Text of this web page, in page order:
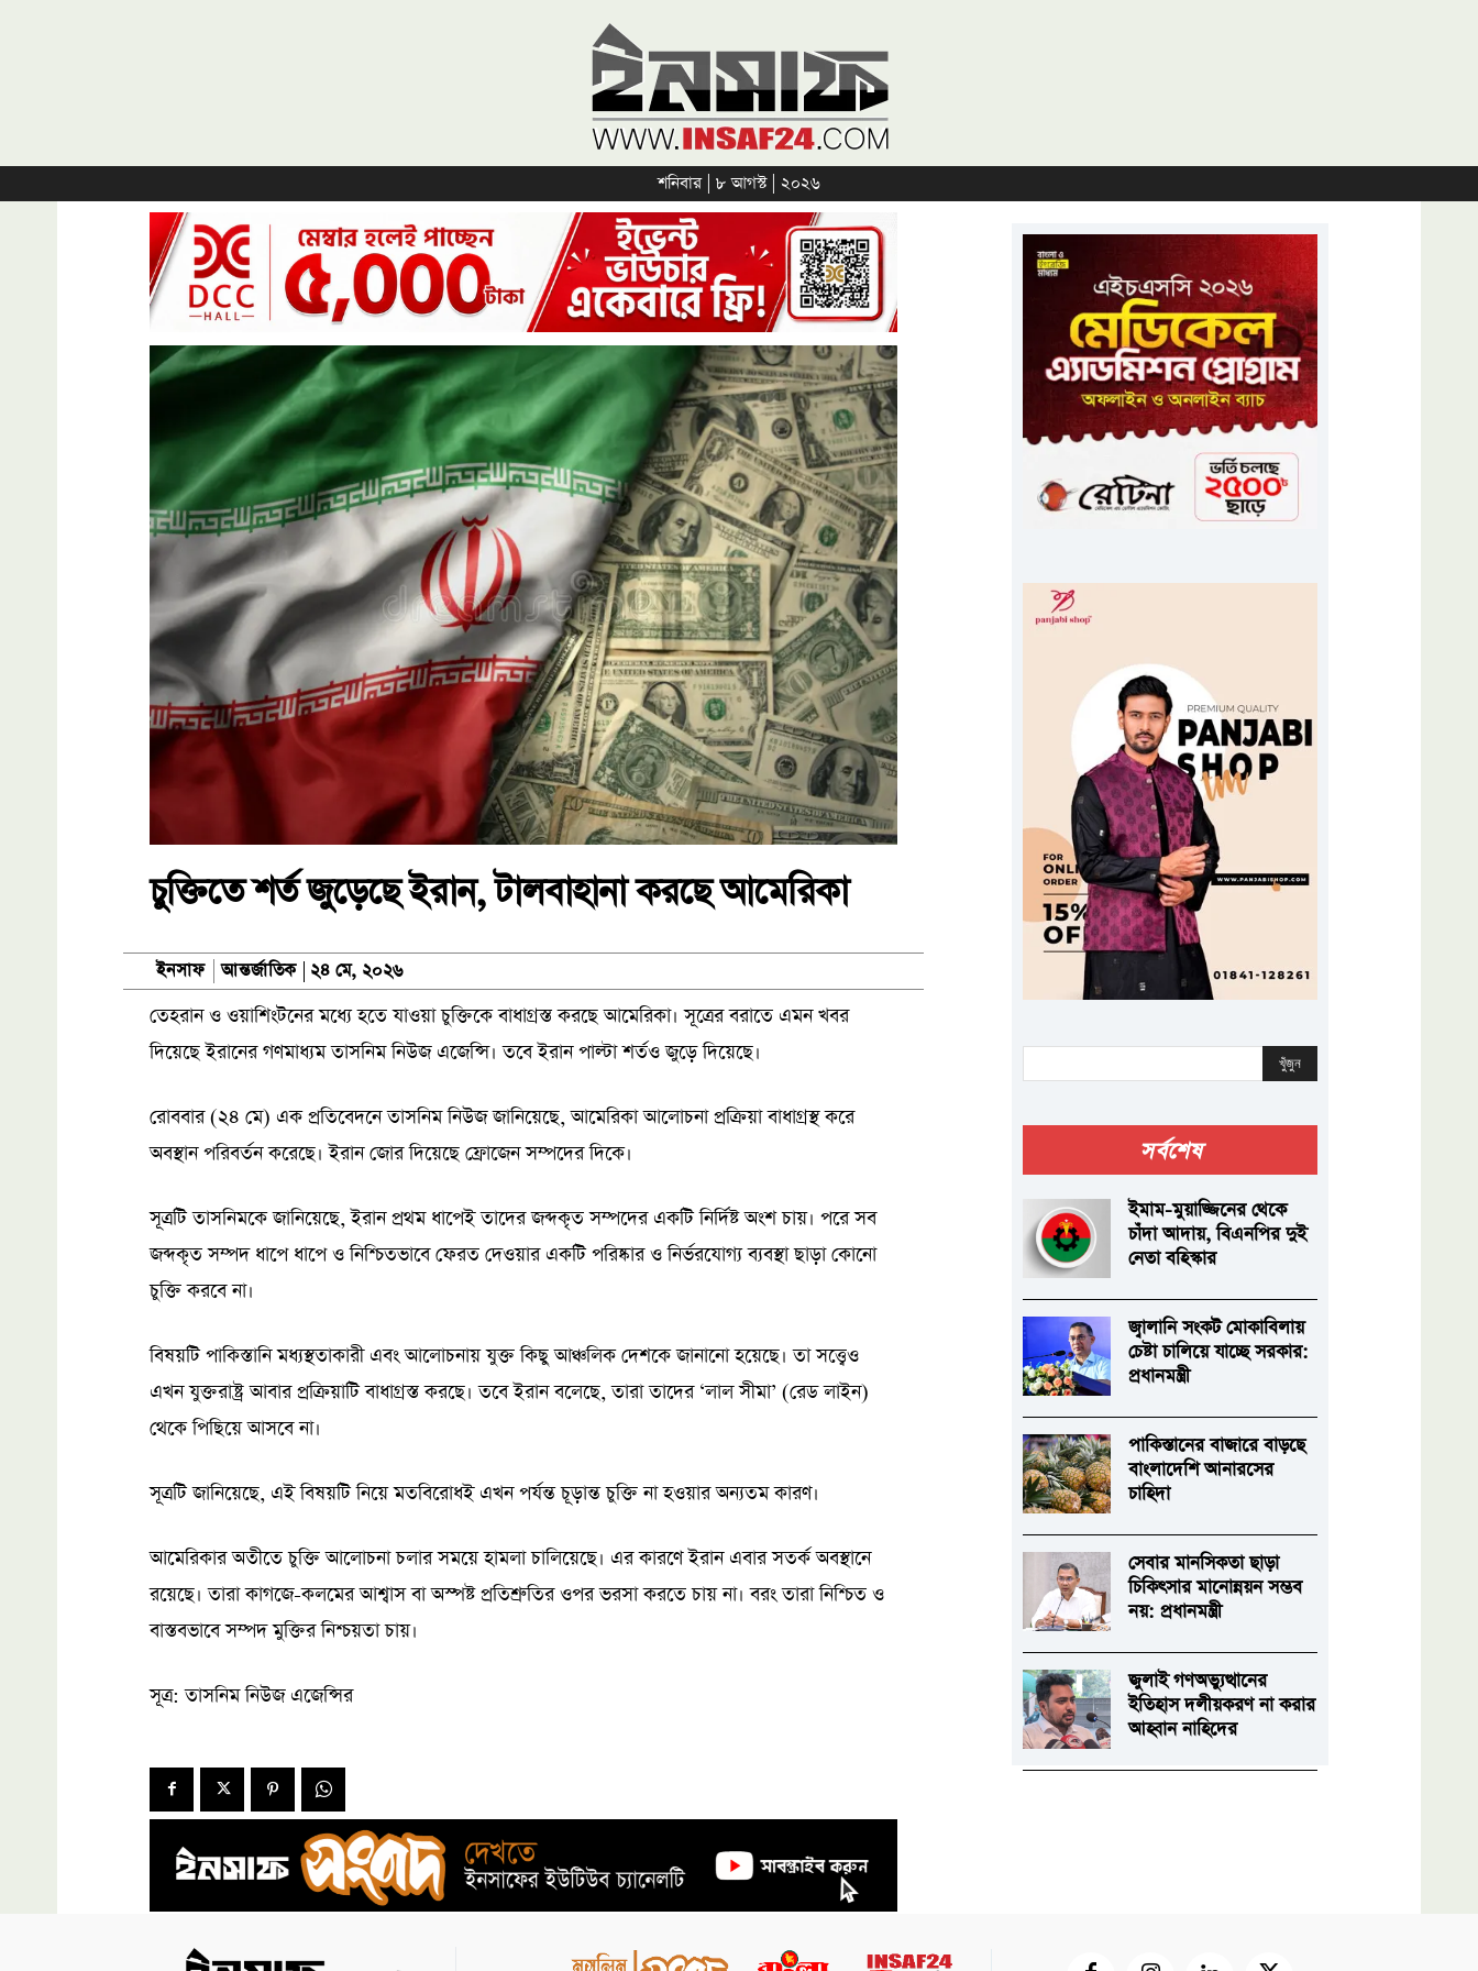
শনিবার | ৮ আগস্ট | ২০২৬
চুক্তিতে শর্ত জুড়েছে ইরান, টালবাহানা করছে আমেরিকা
ইনসাফ আন্তর্জাতিক ২৪ মে, ২০২৬
তেহরান ও ওয়াশিংটনের মধ্যে হতে যাওয়া চুক্তিকে বাধাগ্রস্ত করছে আমেরিকা। সূত্রের বরাতে এমন খবর
দিয়েছে ইরানের গণমাধ্যম তাসনিম নিউজ এজেন্সি। তবে ইরান পাল্টা শর্তও জুড়ে দিয়েছে।
রোববার (২৪ মে) এক প্রতিবেদনে তাসনিম নিউজ জানিয়েছে, আমেরিকা আলোচনা প্রক্রিয়া বাধাগ্রস্থ করে
অবস্থান পরিবর্তন করেছে। ইরান জোর দিয়েছে ফ্রোজেন সম্পদের দিকে।
সূত্রটি তাসনিমকে জানিয়েছে, ইরান প্রথম ধাপেই তাদের জব্দকৃত সম্পদের একটি নির্দিষ্ট অংশ চায়। পরে সব
জব্দকৃত সম্পদ ধাপে ধাপে ও নিশ্চিতভাবে ফেরত দেওয়ার একটি পরিষ্কার ও নির্ভরযোগ্য ব্যবস্থা ছাড়া কোনো
চুক্তি করবে না।
বিষয়টি পাকিস্তানি মধ্যস্থতাকারী এবং আলোচনায় যুক্ত কিছু আঞ্চলিক দেশকে জানানো হয়েছে। তা সত্ত্বেও
এখন যুক্তরাষ্ট্র আবার প্রক্রিয়াটি বাধাগ্রস্ত করছে। তবে ইরান বলেছে, তারা তাদের ‘লাল সীমা’ (রেড লাইন)
থেকে পিছিয়ে আসবে না।
সূত্রটি জানিয়েছে, এই বিষয়টি নিয়ে মতবিরোধই এখন পর্যন্ত চূড়ান্ত চুক্তি না হওয়ার অন্যতম কারণ।
আমেরিকার অতীতে চুক্তি আলোচনা চলার সময়ে হামলা চালিয়েছে। এর কারণে ইরান এবার সতর্ক অবস্থানে
রয়েছে। তারা কাগজে-কলমের আশ্বাস বা অস্পষ্ট প্রতিশ্রুতির ওপর ভরসা করতে চায় না। বরং তারা নিশ্চিত ও
বাস্তবভাবে সম্পদ মুক্তির নিশ্চয়তা চায়।
সূত্র: তাসনিম নিউজ এজেন্সির
খুঁজুন
সর্বশেষ
ইমাম-মুয়াজ্জিনের থেকে
চাঁদা আদায়, বিএনপির দুই
নেতা বহিস্কার
জ্বালানি সংকট মোকাবিলায়
চেষ্টা চালিয়ে যাচ্ছে সরকার:
প্রধানমন্ত্রী
পাকিস্তানের বাজারে বাড়ছে
বাংলাদেশি আনারসের
চাহিদা
সেবার মানসিকতা ছাড়া
চিকিৎসার মানোন্নয়ন সম্ভব
নয়: প্রধানমন্ত্রী
জুলাই গণঅভ্যুত্থানের
ইতিহাস দলীয়করণ না করার
আহ্বান নাহিদের